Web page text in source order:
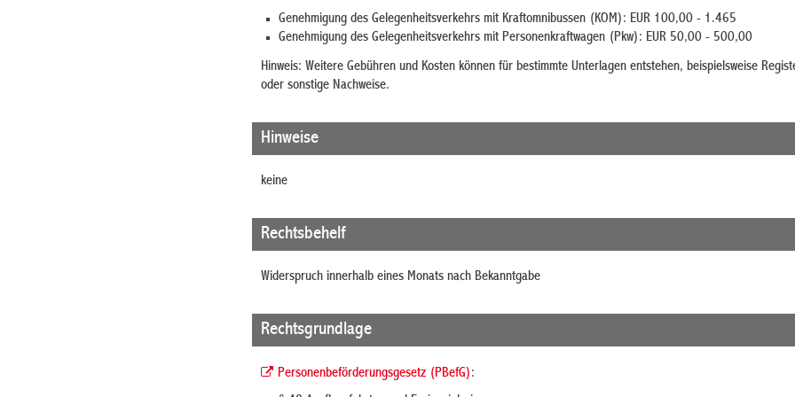
Genehmigung des Gelegenheitsverkehrs mit Kraftomnibussen (KOM): EUR 100,00 - 1.465
Genehmigung des Gelegenheitsverkehrs mit Personenkraftwagen (Pkw): EUR 50,00 - 500,00
Hinweis: Weitere Gebühren und Kosten können für bestimmte Unterlagen entstehen, beispielsweise
oder sonstige Nachweise.
Hinweise
keine
Rechtsbehelf
Widerspruch innerhalb eines Monats nach Bekanntgabe
Rechtsgrundlage
Personenbeförderungsgesetz (PBefG):